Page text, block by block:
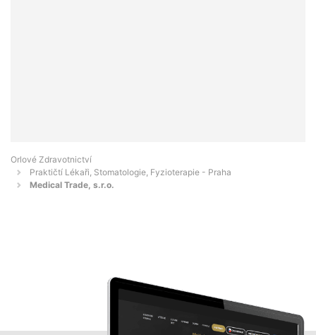
Orlové Zdravotnictví
Praktičtí Lékaři, Stomatologie, Fyzioterapie - Praha
Medical Trade, s.r.o.